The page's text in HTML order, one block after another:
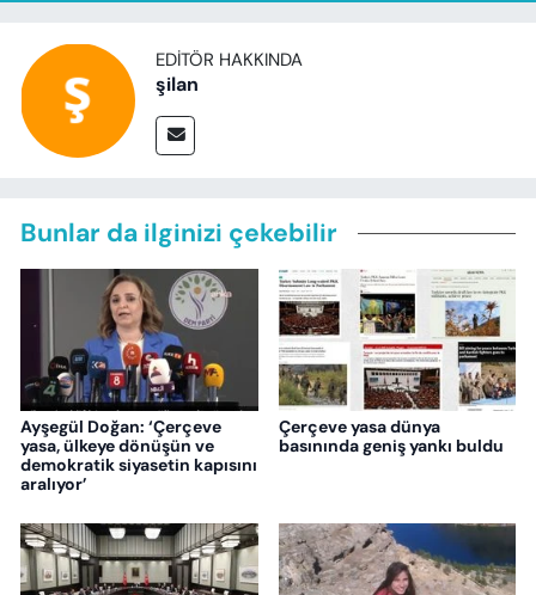
EDITÖR HAKKINDA
şilan
Bunlar da ilginizi çekebilir
Ayşegül Doğan: ‘Çerçeve
yasa, ülkeye dönüşün ve
demokratik siyasetin kapısını
aralıyor’
Çerçeve yasa dünya
basınında geniş yankı buldu